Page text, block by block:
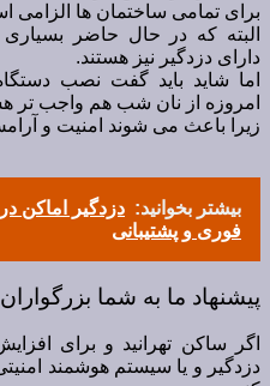
برای تمامی ساختمان ها الزامی
البته که در حال حاضر
دارای دزدگیر نیز هستند.
اما شاید باید گفت نصب
امروزه از نان شب هم واجب تر
زیرا باعث می شوند امنیت و
بیشتر بخوانید: دزدگیر اماکن
فوری و پشتیبانی
پیشنهاد ما به شما بزرگواران
اگر ساکن تهرانید و برای
دزدگیر و یا سیستم هوشمند